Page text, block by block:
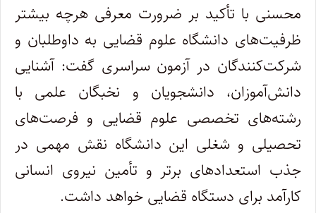
محسنی با تأکید بر ضرورت معرفی هرچه بیشتر
ظرفیت‌های دانشگاه علوم قضایی به داوطلبان و
شرکت‌کنندگان در آزمون سراسری گفت: آشنایی
دانش‌آموزان، دانشجویان و نخبگان علمی با
رشته‌های تخصصی علوم قضایی و فرصت‌های
تحصیلی و شغلی این دانشگاه نقش مهمی در
جذب استعداد‌های برتر و تأمین نیروی انسانی
کارآمد برای دستگاه قضایی خواهد داشت.